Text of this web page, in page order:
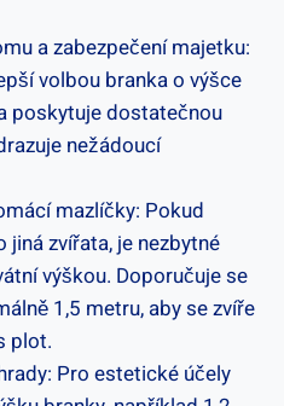
⁤a zabezpečení​ majetku:
volbou branka o výšce
poskytuje dostatečnou
‌nežádoucí
mazlíčky: Pokud
⁢zvířata, je‍ nezbytné
výškou. Doporučuje se
1,5 metru, aby se zvíře
plot.
Pro estetické účely⁣